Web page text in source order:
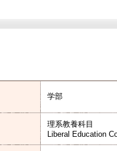
学部
理系教養科目
Liberal Education